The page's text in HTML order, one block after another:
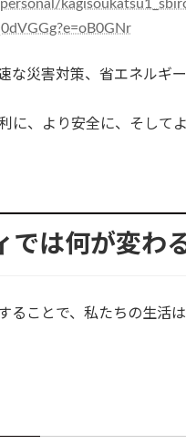
な災害対策、省エネルギ
に、より安全に、そして
では何が変わ
ることで、私たちの生活